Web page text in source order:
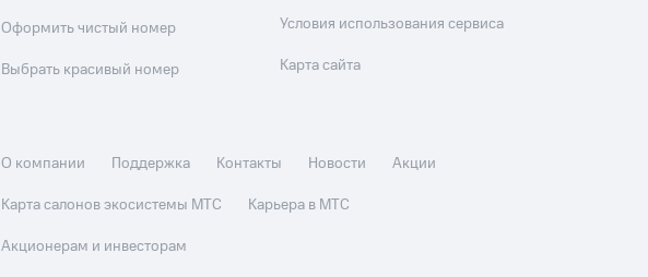
Оформить чистый номер
Выбрать красивый номер
Условия использования сервиса
Карта сайта
О компании Поддержка Контакты Новости
Акции
Карта салонов экосистемы МТС
Карьера в МТС
Акционерам и инвесторам